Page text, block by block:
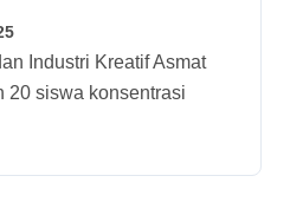
Baik Lewat
20 siswa konsentrasi